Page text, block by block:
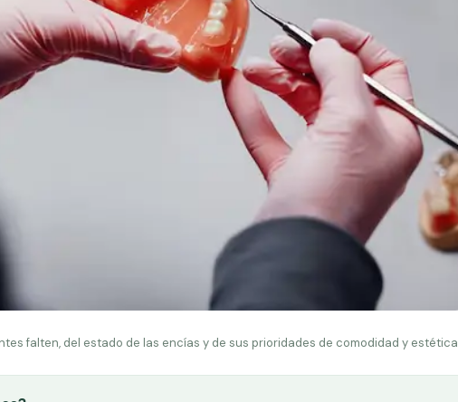
falten, del estado de las encías y de sus prioridades de comodidad y estética